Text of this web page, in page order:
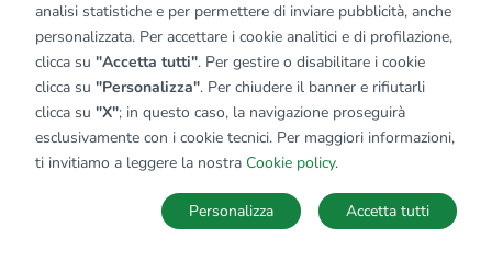
SALVA RICERCA
analisi statistiche e per permettere di inviare pubblicità, anche
personalizzata. Per accettare i cookie analitici e di profilazione,
clicca su "Accetta tutti". Per gestire o disabilitare i cookie
clicca su "Personalizza". Per chiudere il banner e rifiutarli
clicca su "X"; in questo caso, la navigazione proseguirà
esclusivamente con i cookie tecnici. Per maggiori informazioni,
ti invitiamo a leggere la nostra Cookie policy.
Accetta tutti
Personalizza